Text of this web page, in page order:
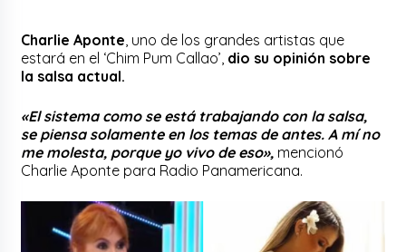
Charlie Aponte , uno de los grandes artistas que
estará en el ‘Chim Pum Callao’, dio su opinión sobre
la salsa actual.
«El sistema como se está trabajando con la salsa,
se piensa solamente en los temas de antes. A mí no
me molesta, porque yo vivo de eso», mencionó
Charlie Aponte para Radio Panamericana.